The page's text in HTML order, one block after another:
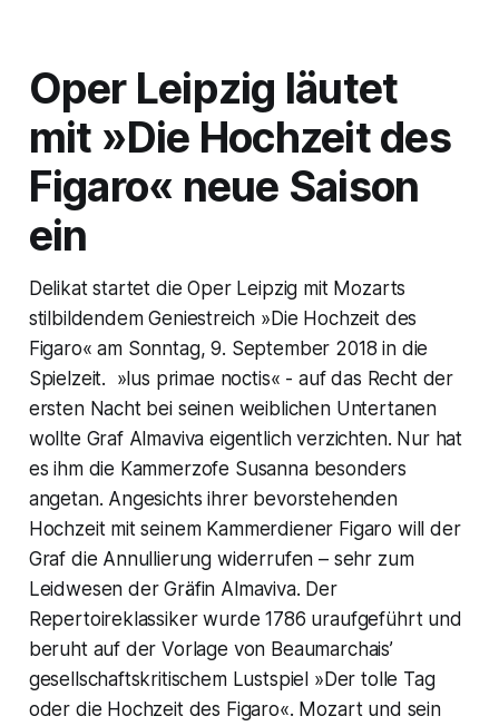
Oper Leipzig läutet
mit »Die Hochzeit des
Figaro« neue Saison
ein
Delikat startet die Oper Leipzig mit Mozarts
stilbildendem Geniestreich »Die Hochzeit des
Figaro« am Sonntag, 9. September 2018 in die
Spielzeit. »lus primae noctis« - auf das Recht der
ersten Nacht bei seinen weiblichen Untertanen
wollte Graf Almaviva eigentlich verzichten. Nur hat
es ihm die Kammerzofe Susanna besonders
angetan. Angesichts ihrer bevorstehenden
Hochzeit mit seinem Kammerdiener Figaro will der
Graf die Annullierung widerrufen – sehr zum
Leidwesen der Gräfin Almaviva. Der
Repertoireklassiker wurde 1786 uraufgeführt und
beruht auf der Vorlage von Beaumarchais’
gesellschaftskritischem Lustspiel »Der tolle Tag
oder die Hochzeit des Figaro«. Mozart und sein